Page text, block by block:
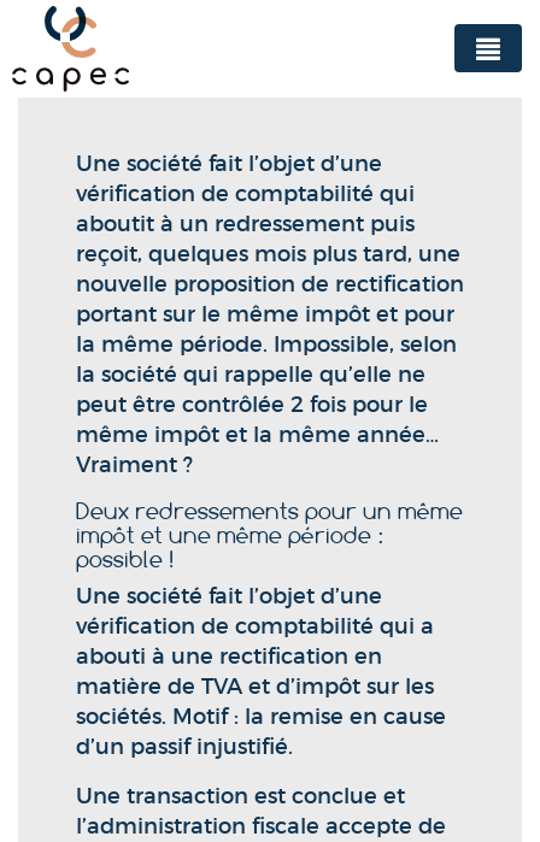
Panneau de gestion des cookies
Une société fait l’objet d’une
vérification de comptabilité qui
aboutit à un redressement puis
reçoit, quelques mois plus tard, une
nouvelle proposition de rectification
portant sur le même impôt et pour
la même période. Impossible, selon
la société qui rappelle qu’elle ne
peut être contrôlée 2 fois pour le
même impôt et la même année…
Vraiment ?
Deux redressements pour un même
impôt et une même période :
possible !
Une société fait l’objet d’une
vérification de comptabilité qui a
abouti à une rectification en
matière de TVA et d’impôt sur les
sociétés. Motif : la remise en cause
d’un passif injustifié.
Une transaction est conclue et
l’administration fiscale accepte de